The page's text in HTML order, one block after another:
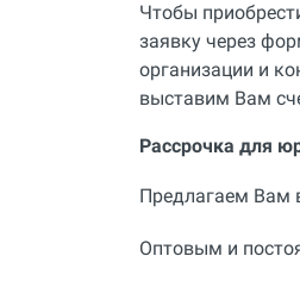
Чтобы
заявку через
организации и
выставим Вам
Рассрочка для
Предлагаем Вам
Оптовым и